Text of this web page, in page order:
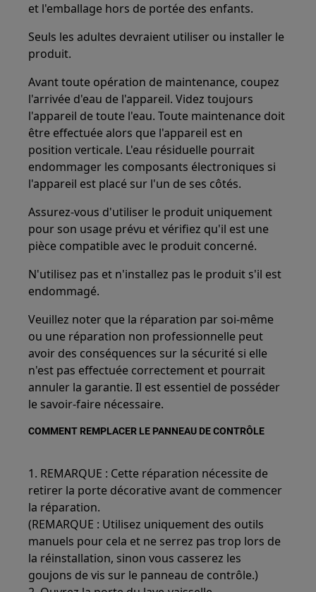
et l'emballage hors de portée des enfants.
Seuls les adultes devraient utiliser ou installer le
produit.
Avant toute opération de maintenance, coupez
l'arrivée d'eau de l'appareil. Videz toujours
l'appareil de toute l'eau. Toute maintenance doit
être effectuée alors que l'appareil est en
position verticale. L'eau résiduelle pourrait
endommager les composants électroniques si
l'appareil est placé sur l'un de ses côtés.
Assurez-vous d'utiliser le produit uniquement
pour son usage prévu et vérifiez qu'il est une
pièce compatible avec le produit concerné.
N'utilisez pas et n'installez pas le produit s'il est
endommagé.
Veuillez noter que la réparation par soi-même
ou une réparation non professionnelle peut
avoir des conséquences sur la sécurité si elle
n'est pas effectuée correctement et pourrait
annuler la garantie. Il est essentiel de posséder
le savoir-faire nécessaire.
COMMENT REMPLACER LE PANNEAU DE CONTRÔLE
1. REMARQUE : Cette réparation nécessite de
retirer la porte décorative avant de commencer
la réparation.
(REMARQUE : Utilisez uniquement des outils
manuels pour cela et ne serrez pas trop lors de
la réinstallation, sinon vous casserez les
goujons de vis sur le panneau de contrôle.)